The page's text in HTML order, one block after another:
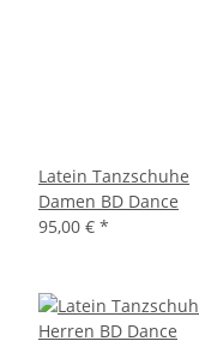
Latein Tanzschuhe
Damen BD Dance
95,00 € *